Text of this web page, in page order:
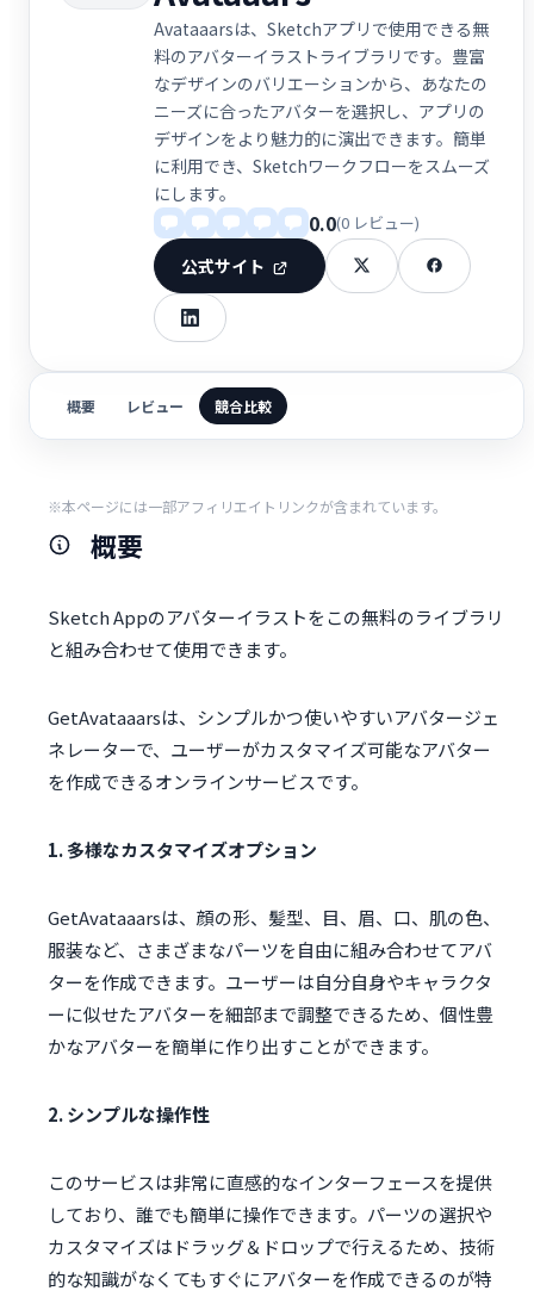
Avataaarsは、Sketchアプリで使用できる無
料のアバターイラストライブラリです。豊富
なデザインのバリエーションから、あなたの
ニーズに合ったアバターを選択し、アプリの
デザインをより魅力的に演出できます。簡単
に利用でき、Sketchワークフローをスムーズ
にします。
0.0(0 レビュー)
公式サイト
概要 レビュー 競合比較
※本ページには一部アフィリエイトリンクが含まれています。
概要
Sketch Appのアバターイラストをこの無料のライブラリ
と組み合わせて使用​​できます。
GetAvataaarsは、シンプルかつ使いやすいアバタージェ
ネレーターで、ユーザーがカスタマイズ可能なアバター
を作成できるオンラインサービスです。
1. 多様なカスタマイズオプション
GetAvataaarsは、顔の形、髪型、目、眉、口、肌の色、
服装など、さまざまなパーツを自由に組み合わせてアバ
ターを作成できます。ユーザーは自分自身やキャラクタ
ーに似せたアバターを細部まで調整できるため、個性豊
かなアバターを簡単に作り出すことができます。
2. シンプルな操作性
このサービスは非常に直感的なインターフェースを提供
しており、誰でも簡単に操作できます。パーツの選択や
カスタマイズはドラッグ＆ドロップで行えるため、技術
的な知識がなくてもすぐにアバターを作成できるのが特